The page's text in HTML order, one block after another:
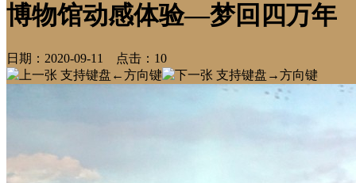
博物馆动感体验—梦回四万年
日期： 2020-09-11 点击： 10